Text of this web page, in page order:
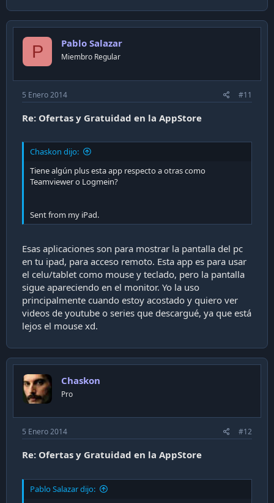
P Pablo Salazar
Miembro Regular
5 Enero 2014 #11
Re: Ofertas y Gratuidad en la AppStore
Chaskon dijo:
Tiene algún plus esta app respecto a otras como
Teamviewer o Logmein?
Sent from my iPad.
Esas aplicaciones son para mostrar la pantalla del pc
en tu ipad, para acceso remoto. Esta app es para usar
el celu/tablet como mouse y teclado, pero la pantalla
sigue apareciendo en el monitor. Yo la uso
principalmente cuando estoy acostado y quiero ver
videos de youtube o series que descargué, ya que está
lejos el mouse xd.
Chaskon
Pro
5 Enero 2014 #12
Re: Ofertas y Gratuidad en la AppStore
Pablo Salazar dijo: